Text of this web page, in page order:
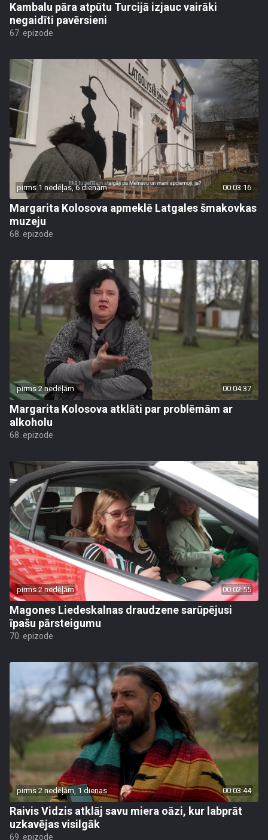
Kambalu pāra atpūtu Turcijā izjauc vairāki
negaidīti pavērsieni
67. epizode
pirms 1 nedēļas, 6 dienām 00:03:16
Margarita Kolosova apmeklē Latgales šmakovkas
muzeju
68. epizode
pirms 2 nedēļām 00:04:37
Margarita Kolosova atklāti par problēmām ar
alkoholu
68. epizode
pirms 2 nedēļām 00:02:55
Magones Liedeskalnas draudzene sarūpējusi
īpašu pārsteigumu
70. epizode
pirms 2 nedēļām, 1 dienas 00:03:44
Raivis Vidzis atklāj savu miera oāzi, kur labprāt
uzkavējas visilgāk
69. epizode